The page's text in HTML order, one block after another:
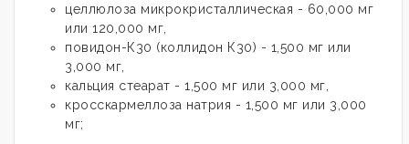
целлюлоза микрокристаллическая - 60,000 мг
или 120,000 мг,
повидон-К30 (коллидон К30) - 1,500 мг или
3,000 мг,
кальция стеарат - 1,500 мг или 3,000 мг,
кросскармеллоза натрия - 1,500 мг или 3,000
мг;